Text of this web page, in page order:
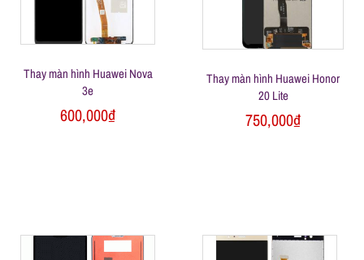
d
i
n
Thay màn hình Huawei Nova
3e
600,000₫
Thay màn hình Huawei Honor
20 Lite
750,000₫